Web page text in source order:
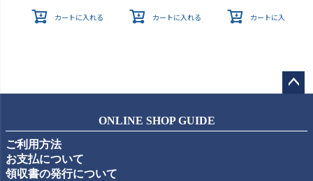
カートに入れる カートに入れる カートに入れる
ップ
ONLINE SHOP GUIDE
ご利用方法
お支払について
領収書の発行について